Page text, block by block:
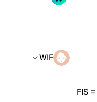
WIF
FIS=